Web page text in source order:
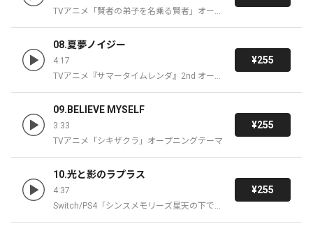
TVアニメ「賢者の弟子を名乗る賢者」オープ
08.夏夢ノイジー
4:17
TVアニメ『サマータイムレンダ』2nd オープ
¥255
09.BELIEVE MYSELF
3:33
TVアニメ「シキザクラ」オープニングテーマ
¥255
10.光と影のラプラス
4:37
Switch/PS4「シンスメモリーズ星天の下で」
¥255